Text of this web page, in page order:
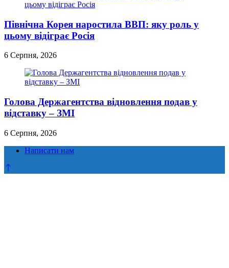
Північна Корея наростила ВВП: яку роль у
цьому відіграє Росія
6 Серпня, 2026
Голова Держагентства відновлення подав у
відставку – ЗМІ
6 Серпня, 2026
Написати нам
Прокрутка
до